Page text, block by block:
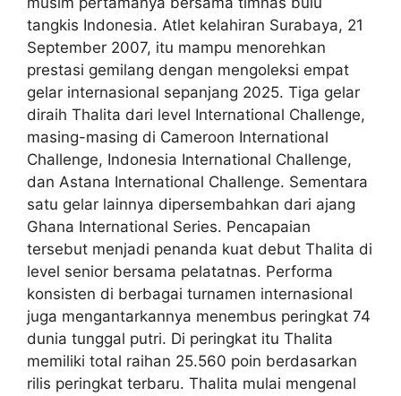
tangkis Indonesia. Atlet kelahiran Surabaya, 21
September 2007, itu mampu menorehkan
prestasi gemilang dengan mengoleksi empat
gelar internasional sepanjang 2025. Tiga gelar
diraih Thalita dari level International Challenge,
masing-masing di Cameroon International
Challenge, Indonesia International Challenge,
dan Astana International Challenge. Sementara
satu gelar lainnya dipersembahkan dari ajang
Ghana International Series. Pencapaian
tersebut menjadi penanda kuat debut Thalita di
level senior bersama pelatatnas. Performa
konsisten di berbagai turnamen internasional
juga mengantarkannya menembus peringkat 74
dunia tunggal putri. Di peringkat itu Thalita
memiliki total raihan 25.560 poin berdasarkan
rilis peringkat terbaru. Thalita mulai mengenal